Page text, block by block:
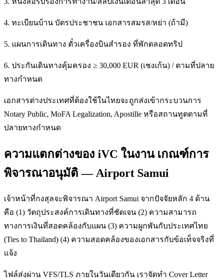
4. ทะเบียนบ้าน บัตรประชาชน เอกสารสมรส/หย่า (ถ้ามี)
5. แผนการเดินทาง ตั๋วเครื่องบินสำรอง ที่พักตลอดทริป
6. ประกันเดินทางคุ้มครอง ≥ 30,000 EUR (เชงเก้น) / ตามที่ปลาย
ทางกำหนด
เอกสารต่างประเทศที่ต้องใช้ในไทยจะถูกส่งเข้ากระบวนการ
Notary Public, MoFA Legalization, Apostille หรือสถานทูตตามที่
ปลายทางกำหนด
ความแตกต่างของ iVC ในงาน เกณฑ์การ
พิจารณาอนุมัติ — Airport Samui
เจ้าหน้าที่กงสุลจะพิจารณา Airport Samui จากปัจจัยหลัก 4 ด้าน
คือ (1) วัตถุประสงค์การเดินทางที่ชัดเจน (2) ความสามารถ
ทางการเงินที่สอดคล้องกับแผน (3) ความผูกพันกับประเทศไทย
(Ties to Thailand) (4) ความสอดคล้องของเอกสารกับข้อเท็จจริงที่
แจ้ง
ไฟล์ส่งผ่าน VFS/TLS ภายในวันเดียวกัน เราจัดทำ Cover Letter